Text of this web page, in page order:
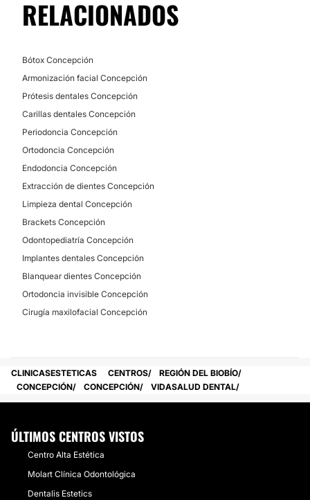
RELACIONADOS
Bótox Concepción
Armonización facial Concepción
Prótesis dentales Concepción
Carillas dentales Concepción
Periodoncia Concepción
Ortodoncia Concepción
Endodoncia Concepción
Extracción de dientes Concepción
Limpieza dental Concepción
Brackets Concepción
Odontopediatría Concepción
Implantes dentales Concepción
Blanquear dientes Concepción
Ortodoncia invisible Concepción
Cirugía maxilofacial Concepción
CLINICASESTETICAS CENTROS
REGIÓN DEL BIOBÍO
CONCEPCIÓN
CONCEPCIÓN VIDASALUD DENTAL
ÚLTIMOS CENTROS VISTOS
Centro Alta Estética
Molart Clínica Odontológica
Dentalis Estetics